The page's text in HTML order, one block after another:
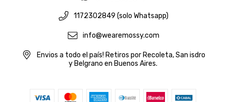
1172302849 (solo Whatsapp)
info@wearemossy.com
Envios a todo el país! Retiros por Recoleta, San isdro
y Belgrano en Buenos Aires.